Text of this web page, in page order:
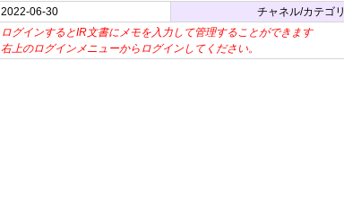
2022-06-30 チャネル/カテゴリ
ログインするとIR文書にメモを入力して管理することができます
右上のログインメニューからログインしてください。